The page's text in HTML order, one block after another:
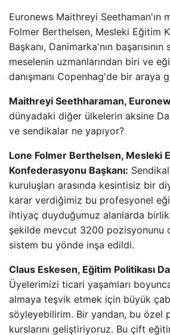
Euronews Maithreyi Seethaman'ın
Folmer Berthelsen, Mesleki Eğitim
Başkanı, Danimarka'nın başarısının
meselenin uzmanlarından biri ve
danışmanı Copenhag'de bir araya
Maithreyi Seethharaman,
dünyadaki diğer ülkelerin aksine
ve sendikalar ne yapıyor?
Lone Folmer Berthelsen, Mesleki
Konfederasyonu Başkanı:
kuruluşları arasında kesintisiz bir
karar verdiğimiz bu profesyonel
ihtiyaç duyduğumuz alanlarda
şekilde mevcut 3200 pozisyonunu
sistem bu yönde inşa edildi.
Claus Eskesen, Eğitim Politikası
Üyelerimizi ticari yaşamları
almaya teşvik etmek için büyük çaba
söyleyebilirim. Bir yandan, bu özel
kurslarını geliştiriyoruz. Bu çift